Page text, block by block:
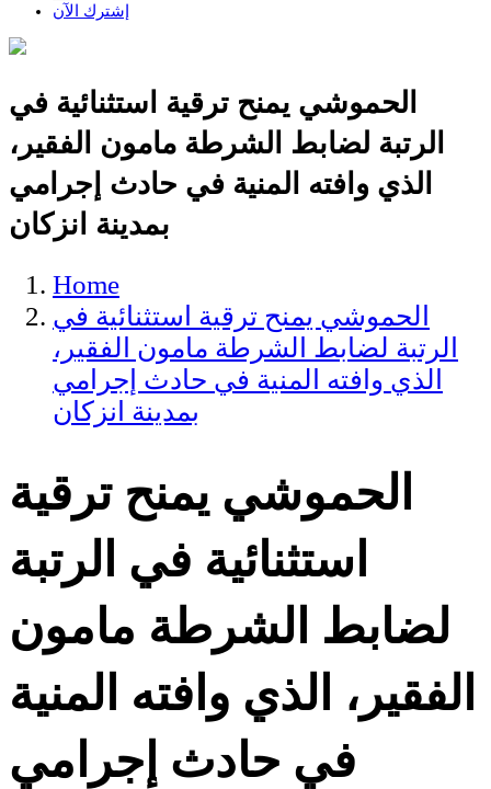
إشترك الآن
الحموشي يمنح ترقية استثنائية في
الرتبة لضابط الشرطة مامون الفقير،
الذي وافته المنية في حادث إجرامي
بمدينة انزكان
Home
الحموشي يمنح ترقية استثنائية في
الرتبة لضابط الشرطة مامون الفقير،
الذي وافته المنية في حادث إجرامي
بمدينة انزكان
الحموشي يمنح ترقية
استثنائية في الرتبة
لضابط الشرطة مامون
الفقير، الذي وافته المنية
في حادث إجرامي